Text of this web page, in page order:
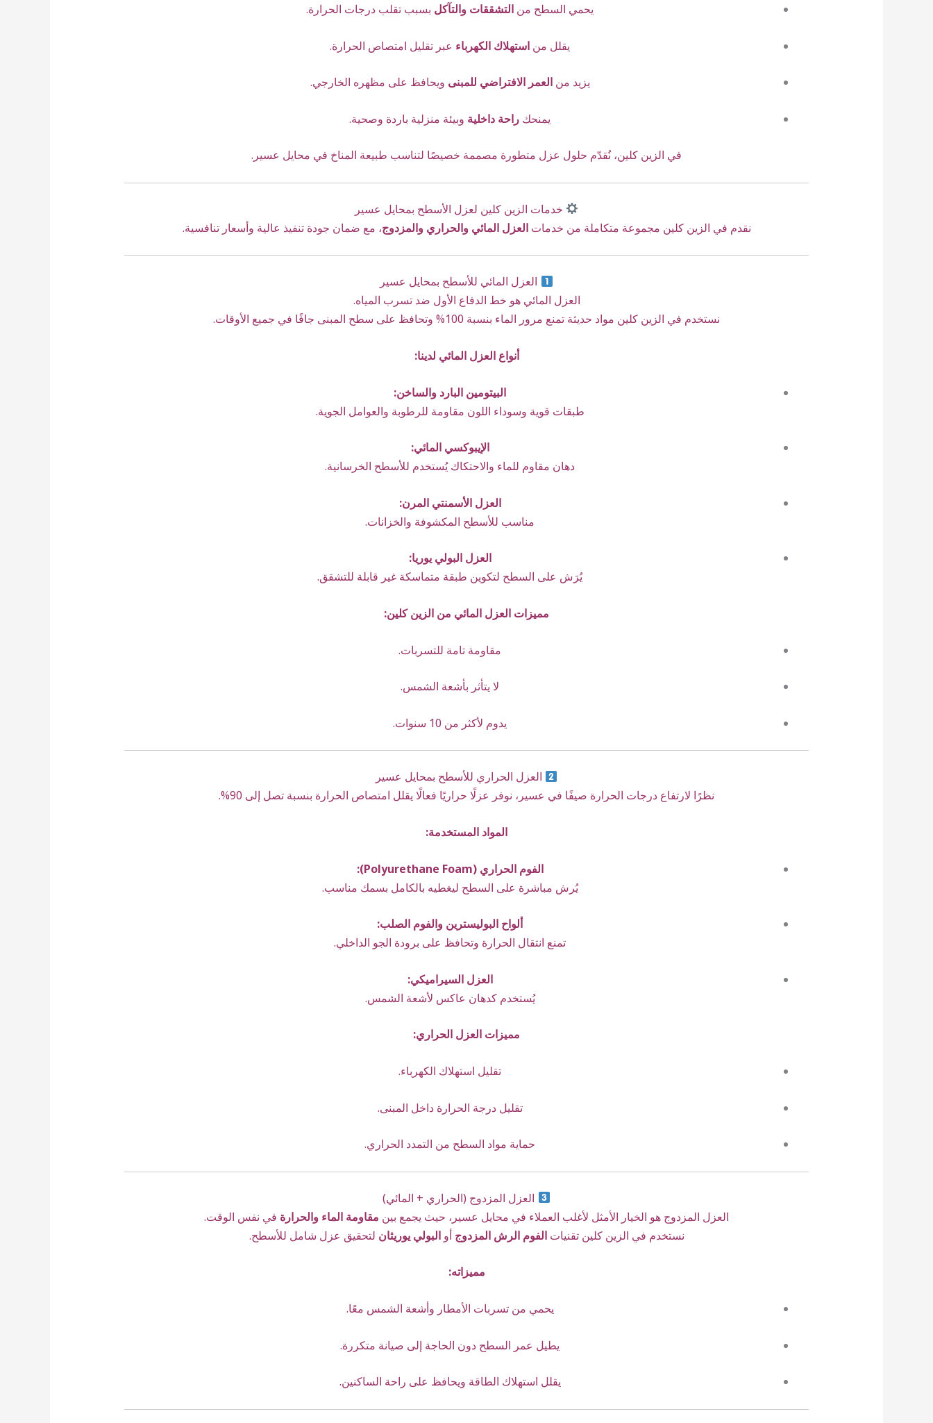
يحمي السطح من التشققات والتآكل بسبب تقلب درجات الحرارة.
يقلل من استهلاك الكهرباء عبر تقليل امتصاص الحرارة.
يزيد منالعمر الافتراضي للمبنى ويحافظ على مظهره الخارجي.
يمنحك راحة داخلية وبيئة منزلية باردة وصحية.
في الزين كلين، نُقدّم حلول عزل متطورة مصممة خصيصًا لتناسب طبيعة المناخ في محايل عسير.
خدمات الزين كلين لعزل الأسطح بمحايل عسير
نقدم في الزين كلين مجموعة متكاملة من خدماتالعزل المائي والحراري والمزدوج، مع ضمان جودة تنفيذ عالية وأسعار تنافسية.
العزل المائي للأسطح بمحايل عسير
العزل المائي هو خط الدفاع الأول ضد تسرب المياه.
نستخدم في الزين كلين مواد حديثة تمنع مرور الماء بنسبة 100% وتحافظ على سطح المبنى جافًا في جميع الأوقات.
أنواع العزل المائي لدينا:
البيتومين البارد والساخن:
طبقات قوية وسوداء اللون مقاومة للرطوبة والعوامل الجوية.
الإيبوكسي المائي:
دهان مقاوم للماء والاحتكاك يُستخدم للأسطح الخرسانية.
العزل الأسمنتي المرن:
مناسب للأسطح المكشوفة والخزانات.
العزل البولي يوريا:
يُرَش على السطح لتكوين طبقة متماسكة غير قابلة للتشقق.
مميزات العزل المائي من الزين كلين:
مقاومة تامة للتسربات.
لا يتأثر بأشعة الشمس.
يدوم لأكثر من 10 سنوات.
العزل الحراري للأسطح بمحايل عسير
نظرًا لارتفاع درجات الحرارة صيفًا في عسير، نوفر عزلًا حراريًا فعالًا يقلل امتصاص الحرارة بنسبة تصل إلى 90%.
المواد المستخدمة:
الفوم الحراري (Polyurethane Foam):
يُرش مباشرة على السطح ليغطيه بالكامل بسمك مناسب.
ألواح البوليسترين والفوم الصلب:
تمنع انتقال الحرارة وتحافظ على برودة الجو الداخلي.
العزل السيراميكي:
يُستخدم كدهان عاكس لأشعة الشمس.
مميزات العزل الحراري:
تقليل استهلاك الكهرباء.
تقليل درجة الحرارة داخل المبنى.
حماية مواد السطح من التمدد الحراري.
العزل المزدوج (الحراري + المائي)
العزل المزدوج هو الخيار الأمثل لأغلب العملاء في محايل عسير، حيث يجمع بين مقاومة الماء والحرارة في نفس الوقت.
نستخدم في الزين كلين تقنياتالفوم الرش المزدوج أوالبولي يوريثان لتحقيق عزل شامل للأسطح.
مميزاته:
يحمي من تسربات الأمطار وأشعة الشمس معًا.
يطيل عمر السطح دون الحاجة إلى صيانة متكررة.
يقلل استهلاك الطاقة ويحافظ على راحة الساكنين.